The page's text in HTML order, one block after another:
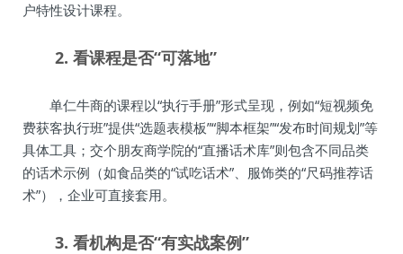
户特性设计课程。
2. 看课程是否“可落地”
单仁牛商的课程以“执行手册”形式呈现，例如“短视频免
费获客执行班”提供“选题表模板”“脚本框架”“发布时间规划”等
具体工具；交个朋友商学院的“直播话术库”则包含不同品类
的话术示例（如食品类的“试吃话术”、服饰类的“尺码推荐话
术”），企业可直接套用。
3. 看机构是否“有实战案例”